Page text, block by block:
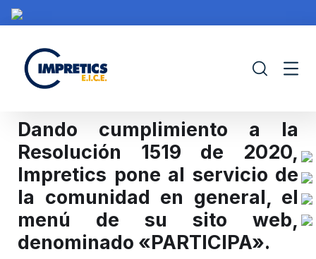
Dando cumplimiento a la
Resolución 1519 de 2020,
Impretics pone al servicio de
la comunidad en general, el
menú de su sito web,
denominado «PARTICIPA».
IMPRETICS PORTAFOLIO CONTRATACIÓN